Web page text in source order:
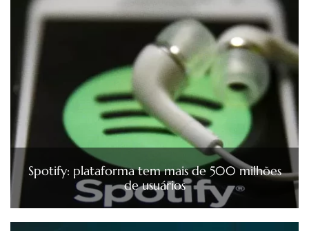
Spotify: plataforma tem mais de 500 milhões
de usuários